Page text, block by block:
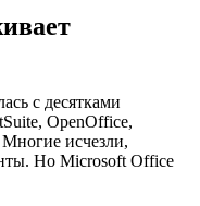
с десятками
OpenOffice,
исчезли,
Но Microsoft Office